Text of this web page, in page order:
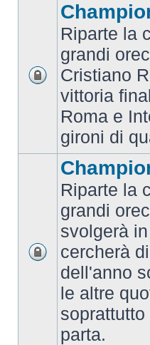
Riparte la
grandi
Cristiano
vittoria
Roma e
gironi di
Riparte la
grandi
svolgerà
cercherà
dell'anno
le altre
parta.